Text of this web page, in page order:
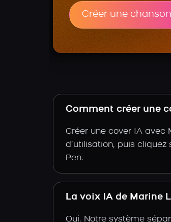
Créer une chanson
Comment créer une
Créer une cover IA avec
d’utilisation, puis
Pen.
La voix IA de Marine
Oui. Notre système